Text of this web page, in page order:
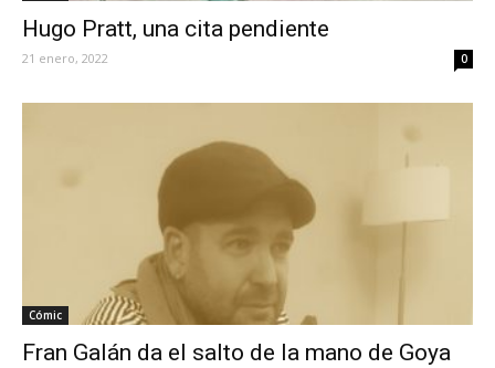
Hugo Pratt, una cita pendiente
21 enero, 2022 0
Cómic
Fran Galán da el salto de la mano de Goya